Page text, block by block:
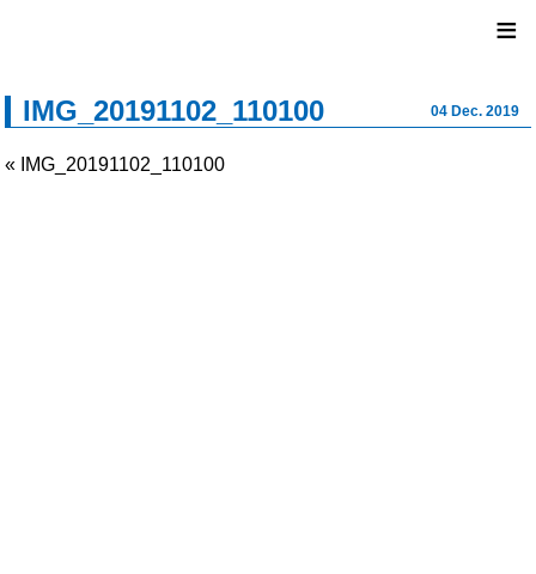
ユナイ
≡
IMG_20191102_110100 04 Dec. 2019
« IMG_20191102_110100